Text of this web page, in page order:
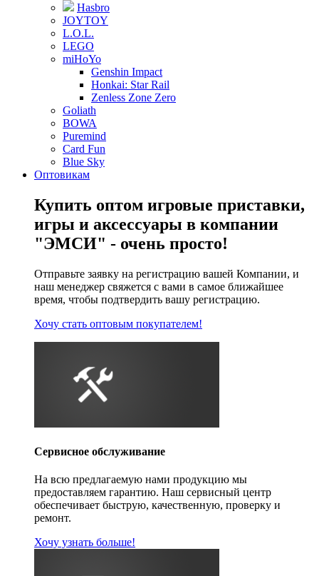
Hasbro
JOYTOY
L.O.L.
LEGO
miHoYo
Genshin Impact
Honkai: Star Rail
Zenless Zone Zero
Goliath
BOWA
Puremind
Card Fun
Blue Sky
Оптовикам
Купить оптом игровые приставки,
игры и аксессуары в компании
"ЭМСИ" - очень просто!
Отправьте заявку на регистрацию вашей Компании, и
наш менеджер свяжется с вами в самое ближайшее
время, чтобы подтвердить вашу регистрацию.
Хочу стать оптовым покупателем!
Сервисное обслуживание
На всю предлагаемую нами продукцию мы
предоставляем гарантию. Наш сервисный центр
обеспечивает быструю, качественную, проверку и
ремонт.
Хочу узнать больше!